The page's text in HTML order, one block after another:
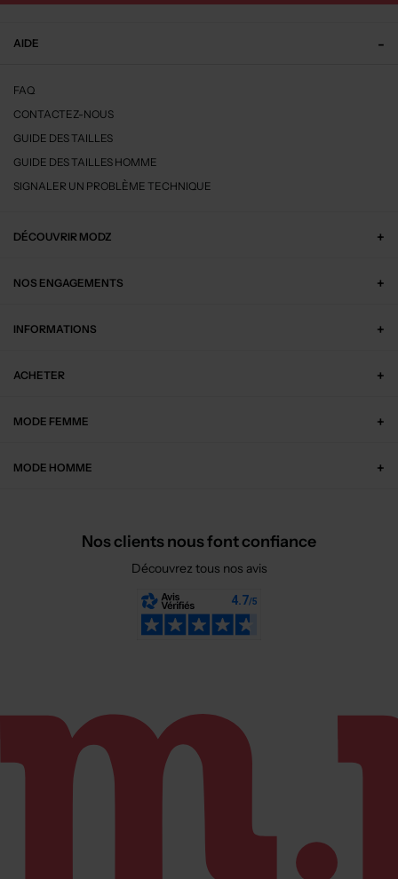
AIDE
FAQ
CONTACTEZ-NOUS
GUIDE DES TAILLES
GUIDE DES TAILLES HOMME
SIGNALER UN PROBLÈME TECHNIQUE
DÉCOUVRIR MODZ
NOS ENGAGEMENTS
INFORMATIONS
ACHETER
MODE FEMME
MODE HOMME
Nos clients nous font confiance
Découvrez tous nos avis